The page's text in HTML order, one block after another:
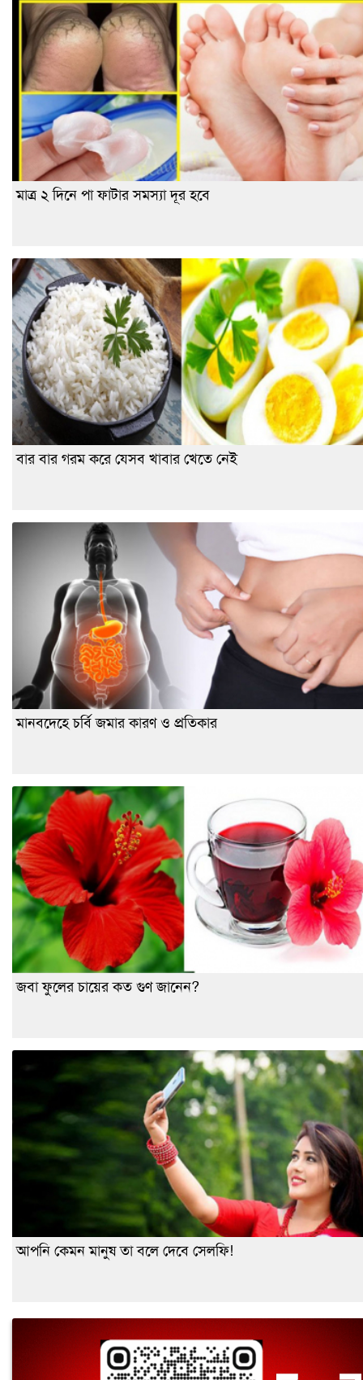
মাত্র ২ দিনে পা ফাটার সমস্যা দূর হবে
বার বার গরম করে যেসব খাবার খেতে নেই
মানবদেহে চর্বি জমার কারণ ও প্রতিকার
জবা ফুলের চায়ের কত গুণ জানেন?
আপনি কেমন মানুষ তা বলে দেবে সেলফি!